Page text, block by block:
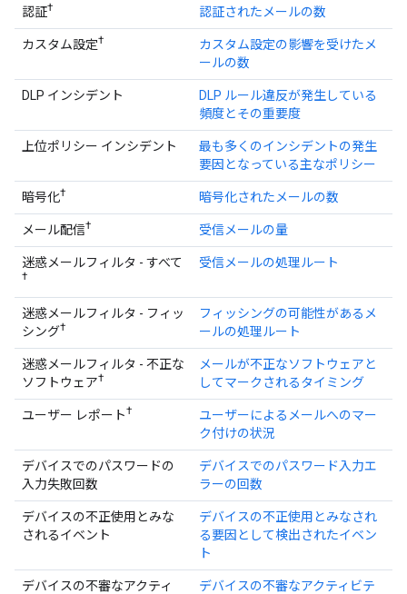
認証† 認証されたメールの数
カスタム設定†
カスタム設定の影響を受けたメ
ールの数
DLP インシデント
DLP ルール違反が発生している
頻度とその重要度
上位ポリシー インシデント
最も多くのインシデントの発生
要因となっている主なポリシー
暗号化† 暗号化されたメールの数
メール配信† 受信メールの量
迷惑メールフィルタ - すべて
†
受信メールの処理ルート
迷惑メールフィルタ - フィッ
シング†
フィッシングの可能性があるメ
ールの処理ルート
迷惑メールフィルタ - 不正な
ソフトウェア†
メールが不正なソフトウェアと
してマークされるタイミング
ユーザー レポート†
ユーザーによるメールへのマー
ク付けの状況
デバイスでのパスワードの
入力失敗回数
デバイスでのパスワード入力エ
ラーの回数
デバイスの不正使用とみな
されるイベント
デバイスの不正使用とみなされ
る要因として検出されたイベン
ト
デバイスの不審なアクティ
デバイスの不審なアクティビテ